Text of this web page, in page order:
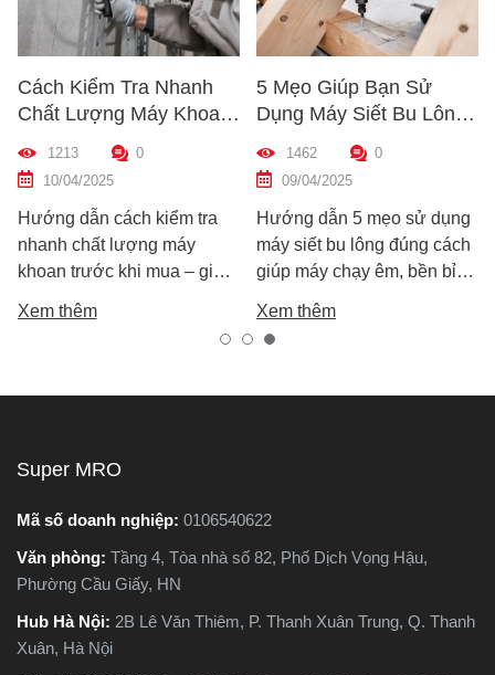
Cách Kiểm Tra Nhanh
Chất Lượng Máy Khoan
Trước Khi Mua – Hướng
Dẫn Chi Tiết Cho Người
Mới
1213
0
10/04/2025
Hướng dẫn cách kiểm tra
nhanh chất lượng máy
khoan trước khi mua – giúp
tốt, bền, hoạt động ổn định,
Xem thêm
5 Mẹo Giúp Bạn Sử
Dụng Máy Siết Bu Lông
Đúng Cách – Bền Máy,
Hiệu Quả Cao
1462
0
09/04/2025
Hướng dẫn 5 mẹo sử dụng
máy siết bu lông đúng cách
giúp máy chạy êm, bền bỉ
biến khiến máy nhanh hỏng
và kém hiệu suất.
Xem thêm
Super MRO
Mã số doanh nghiệp: 0106540622
Văn phòng: Tầng 4, Tòa nhà số 82, Phố Dịch Vọng Hậu,
Phường Cầu Giấy, HN
Hub Hà Nội: 2B Lê Văn Thiêm, P. Thanh Xuân Trung, Q. Thanh
Xuân, Hà Nội